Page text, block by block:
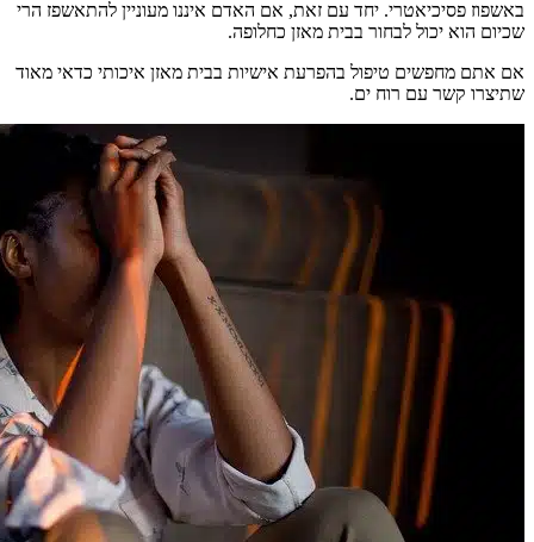
באשפוז פסיכיאטרי. יחד עם זאת, אם האדם איננו מעוניין להתאשפז הרי
שכיום הוא יכול לבחור בבית מאזן כחלופה.
אם אתם מחפשים טיפול בהפרעת אישיות בבית מאזן איכותי כדאי מאוד
שתיצרו קשר עם רוח ים.